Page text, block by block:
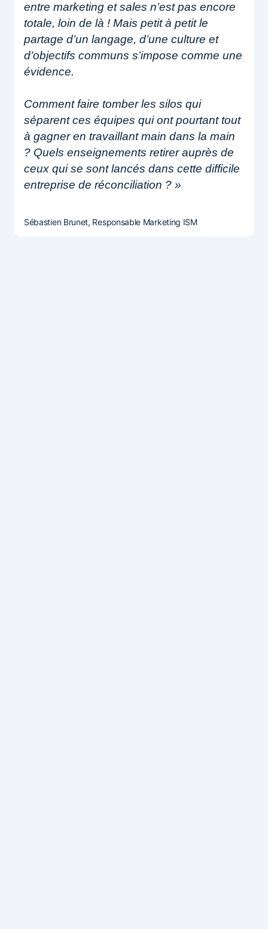
entre marketing et sales n’est pas encore
totale, loin de là ! Mais petit à petit le
partage d’un langage, d’une culture et
d’objectifs communs s’impose comme une
évidence.
Comment faire tomber les silos qui
séparent ces équipes qui ont pourtant tout
à gagner en travaillant main dans la main
? Quels enseignements retirer auprès de
ceux qui se sont lancés dans cette difficile
entreprise de réconciliation ? »
Sébastien Brunet, Responsable Marketing ISM